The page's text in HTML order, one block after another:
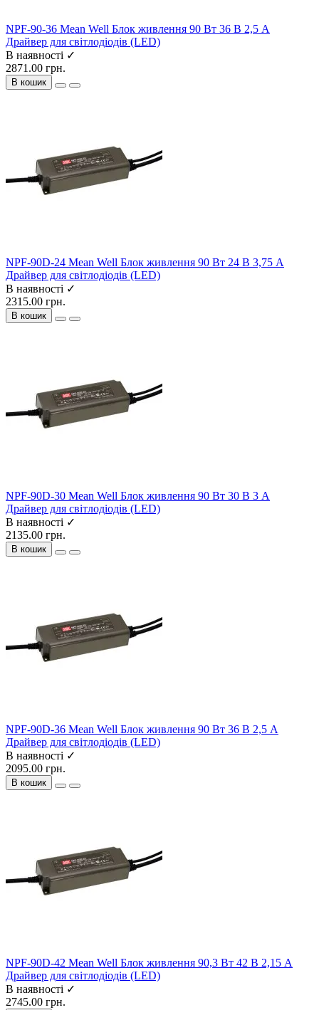
NPF-90-36 Mean Well Блок живлення 90 Вт 36 В 2,5 А
Драйвер для світлодіодів (LED)
В наявності ✓
2871.00 грн.
В кошик
NPF-90D-24 Mean Well Блок живлення 90 Вт 24 В 3,75 А
Драйвер для світлодіодів (LED)
В наявності ✓
2315.00 грн.
В кошик
NPF-90D-30 Mean Well Блок живлення 90 Вт 30 В 3 А
Драйвер для світлодіодів (LED)
В наявності ✓
2135.00 грн.
В кошик
NPF-90D-36 Mean Well Блок живлення 90 Вт 36 В 2,5 А
Драйвер для світлодіодів (LED)
В наявності ✓
2095.00 грн.
В кошик
NPF-90D-42 Mean Well Блок живлення 90,3 Вт 42 В 2,15 А
Драйвер для світлодіодів (LED)
В наявності ✓
2745.00 грн.